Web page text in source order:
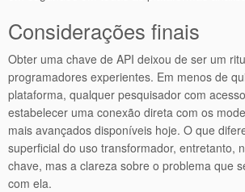
Considerações finais
Obter uma chave de API deixou de ser um
programadores experientes. Em menos de
plataforma, qualquer pesquisador com
estabelecer uma conexão direta com os
mais avançados disponíveis hoje. O que
superficial do uso transformador, entretanto,
chave, mas a clareza sobre o problema que
com ela.